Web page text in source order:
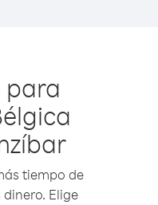
para
tiempo de
Elige